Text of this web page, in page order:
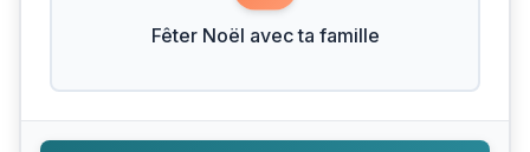
Fêter Noël avec ta famille